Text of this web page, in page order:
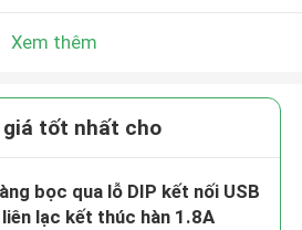
Xem thêm
giá tốt nhất cho
bọc qua lỗ DIP kết nối USB
lạc kết thúc hàn 1.8A